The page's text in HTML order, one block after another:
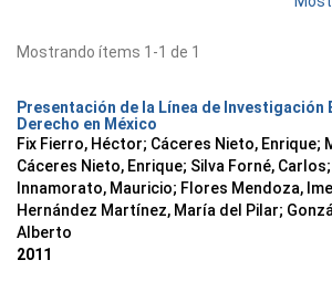
Mostrando ítems 1-1 de 1
Presentación de la Línea de Investigación
Derecho en México
Fix Fierro, Héctor; Cáceres Nieto, Enrique;
Cáceres Nieto, Enrique; Silva Forné, Carlos;
Innamorato, Mauricio; Flores Mendoza,
Hernández Martínez, María del Pilar;
Alberto
2011